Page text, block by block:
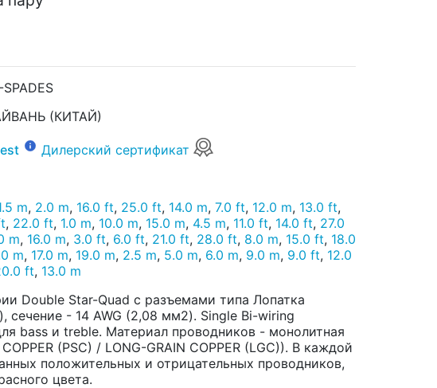
(КИТАЙ)
Дилерский сертификат
m, 2.0 m, 16.0 ft, 25.0 ft, 14.0 m, 7.0 ft, 12.0 m, 13.0 ft,
, 22.0 ft, 1.0 m, 10.0 m, 15.0 m, 4.5 m, 11.0 ft, 14.0 ft, 27.0
m, 16.0 m, 3.0 ft, 6.0 ft, 21.0 ft, 28.0 ft, 8.0 m, 15.0 ft, 18.0
m, 17.0 m, 19.0 m, 2.5 m, 5.0 m, 6.0 m, 9.0 m, 9.0 ft, 12.0
ft, 13.0 m
Double Star-Quad с разъемами типа Лопатка
сечение - 14 AWG (2,08 мм2). Single Bi-wiring
bass и treble. Материал проводников - монолитная
(PSC) / LONG-GRAIN COPPER (LGC)). В каждой
положительных и отрицательных проводников,
цвета.